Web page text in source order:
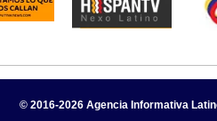
© 2016-2026 Agencia Informativa